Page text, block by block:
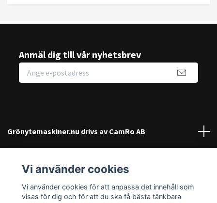
Anmäl dig till vår nyhetsbrev
Grönytemaskiner.nu drivs av CamRo AB
Sociala medier
Vi använder cookies
Vi använder cookies för att anpassa det innehåll som
visas för dig och för att du ska få bästa tänkbara